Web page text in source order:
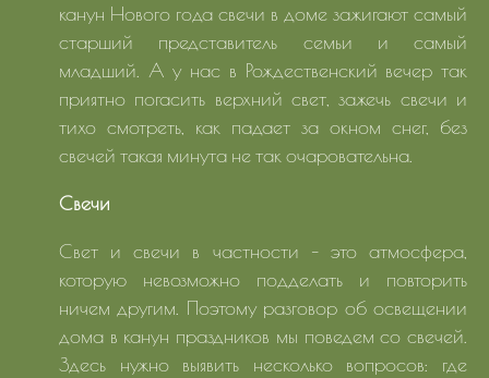
канун Нового года свечи в доме зажигают самый
старший представитель семьи и самый
младший. А у нас в Рождественский вечер так
приятно погасить верхний свет, зажечь свечи и
тихо смотреть, как падает за окном снег, без
свечей такая минута не так очаровательна.
Свечи
Свет и свечи в частности – это атмосфера,
которую невозможно подделать и повторить
ничем другим. Поэтому разговор об освещении
дома в канун праздников мы поведем со свечей.
Здесь нужно выявить несколько вопросов: где